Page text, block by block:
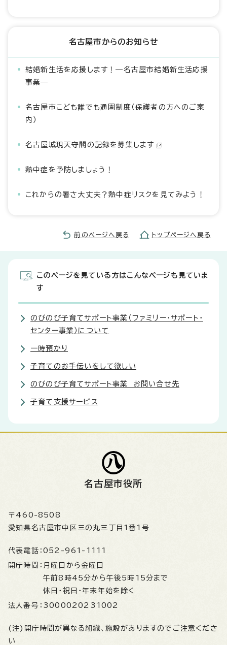
名古屋市からのお知らせ
結婚新生活を応援します！―名古屋市結婚新生活応援
事業―
名古屋市こども誰でも通園制度（保護者の方へのご案
内）
名古屋城現天守閣の記録を募集します
熱中症を予防しましょう！
これからの暑さ大丈夫？熱中症リスクを見てみよう！
前のページへ戻る トップページへ戻る
このページを見ている方はこんなページも見ていま
す
のびのび子育てサポート事業（ファミリー・サポート・
センター事業）について
一時預かり
子育てのお手伝いをして欲しい
のびのび子育てサポート事業 お問い合せ先
子育て支援サービス
名古屋市役所
〒460-8508
愛知県名古屋市中区三の丸三丁目1番1号
代表電話： 052-961-1111
開庁時間： 月曜日から金曜日
午前8時45分から午後5時15分まで
休日・祝日・年末年始を除く
法人番号： 3000020231002
(注)開庁時間が異なる組織、施設がありますのでご注意くださ
い